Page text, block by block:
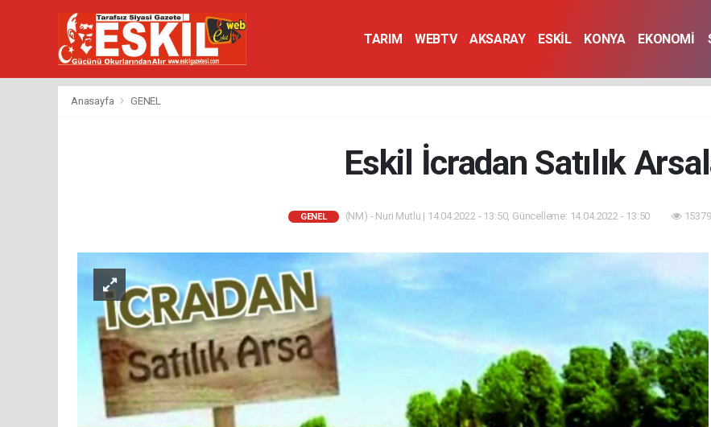
TARIM WEBTV AKSARAY ESKİL KONYA EKONOMİ
Anasayfa GENEL
Eskil İcradan Satılık
GENEL (NM) - Nuri Mutlu | 14.04.2022 - 13:50, Güncelleme: 14.04.2022 - 13:50